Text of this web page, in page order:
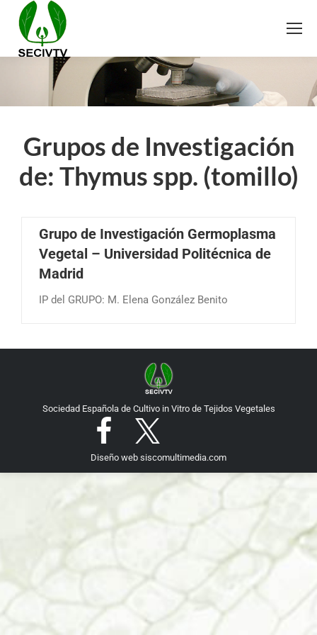
Grupos de Investigación
de: Thymus spp. (tomillo)
Grupo de Investigación Germoplasma
Vegetal – Universidad Politécnica de
Madrid
IP del GRUPO: M. Elena González Benito
Sociedad Española de Cultivo in Vitro de Tejidos Vegetales
Diseño web siscomultimedia.com